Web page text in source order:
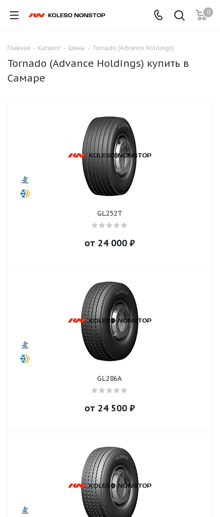
0
Главная - Каталог - Шины - Tornado (Advance Holdings)
Tornado (Advance Holdings) купить в
Самаре
GL252T
от 24 000₽
GL286A
от 24 500₽